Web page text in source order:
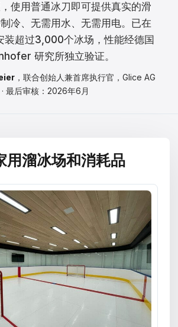
使用普通冰刀即可提供真实的滑
冷、无需用水、无需用电。已在
装超过3,000个冰场，性能经德国
研究所独立验证。
，联合创始人兼首席执行官，Glice AG
· 最后审核：2026年6月
用溜冰场和消耗品